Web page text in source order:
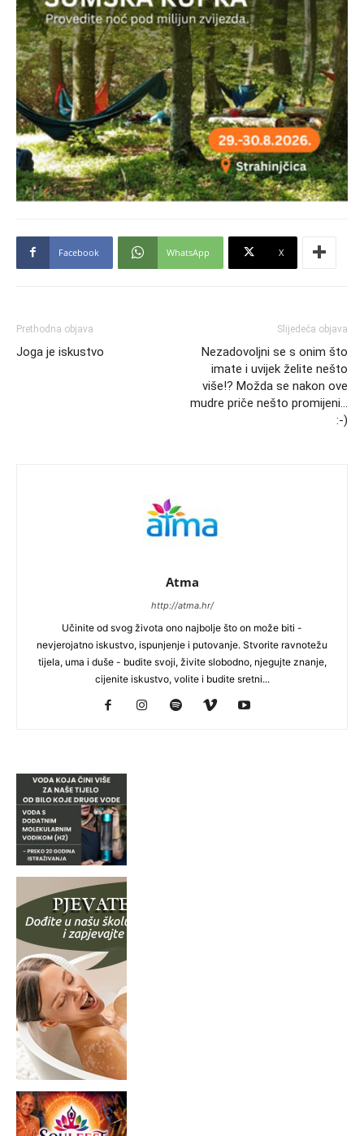
Facebook WhatsApp X
Prethodna objava
Joga je iskustvo
Slijedeća objava
Nezadovoljni se s onim što
imate i uvijek želite nešto
više!? Možda se nakon ove
mudre priče nešto promijeni…
:-)
Atma
http://atma.hr/
Učinite od svog života ono najbolje što on može biti -
nevjerojatno iskustvo, ispunjenje i putovanje. Stvorite ravnotežu
tijela, uma i duše - budite svoji, živite slobodno, njegujte znanje,
cijenite iskustvo, volite i budite sretni...